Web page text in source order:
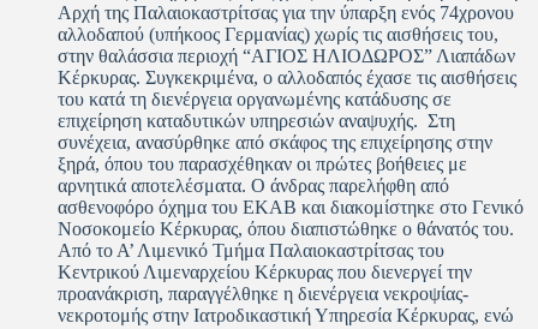
Αρχή της Παλαιοκαστρίτσας για την ύπαρξη ενός 74χρονου
αλλοδαπού (υπήκοος Γερμανίας) χωρίς τις αισθήσεις του,
στην θαλάσσια περιοχή “ΑΓΙΟΣ ΗΛΙΟΔΩΡΟΣ” Λιαπάδων
Κέρκυρας. Συγκεκριμένα, ο αλλοδαπός έχασε τις αισθήσεις
του κατά τη διενέργεια οργανωμένης κατάδυσης σε
επιχείρηση καταδυτικών υπηρεσιών αναψυχής. Στη
συνέχεια, ανασύρθηκε από σκάφος της επιχείρησης στην
ξηρά, όπου του παρασχέθηκαν οι πρώτες βοήθειες με
αρνητικά αποτελέσματα. Ο άνδρας παρελήφθη από
ασθενοφόρο όχημα του ΕΚΑΒ και διακομίστηκε στο Γενικό
Νοσοκομείο Κέρκυρας, όπου διαπιστώθηκε ο θάνατός του.
Από το Α’ Λιμενικό Τμήμα Παλαιοκαστρίτσας του
Κεντρικού Λιμεναρχείου Κέρκυρας που διενεργεί την
προανάκριση, παραγγέλθηκε η διενέργεια νεκροψίας-
νεκροτομής στην Ιατροδικαστική Υπηρεσία Κέρκυρας, ενώ